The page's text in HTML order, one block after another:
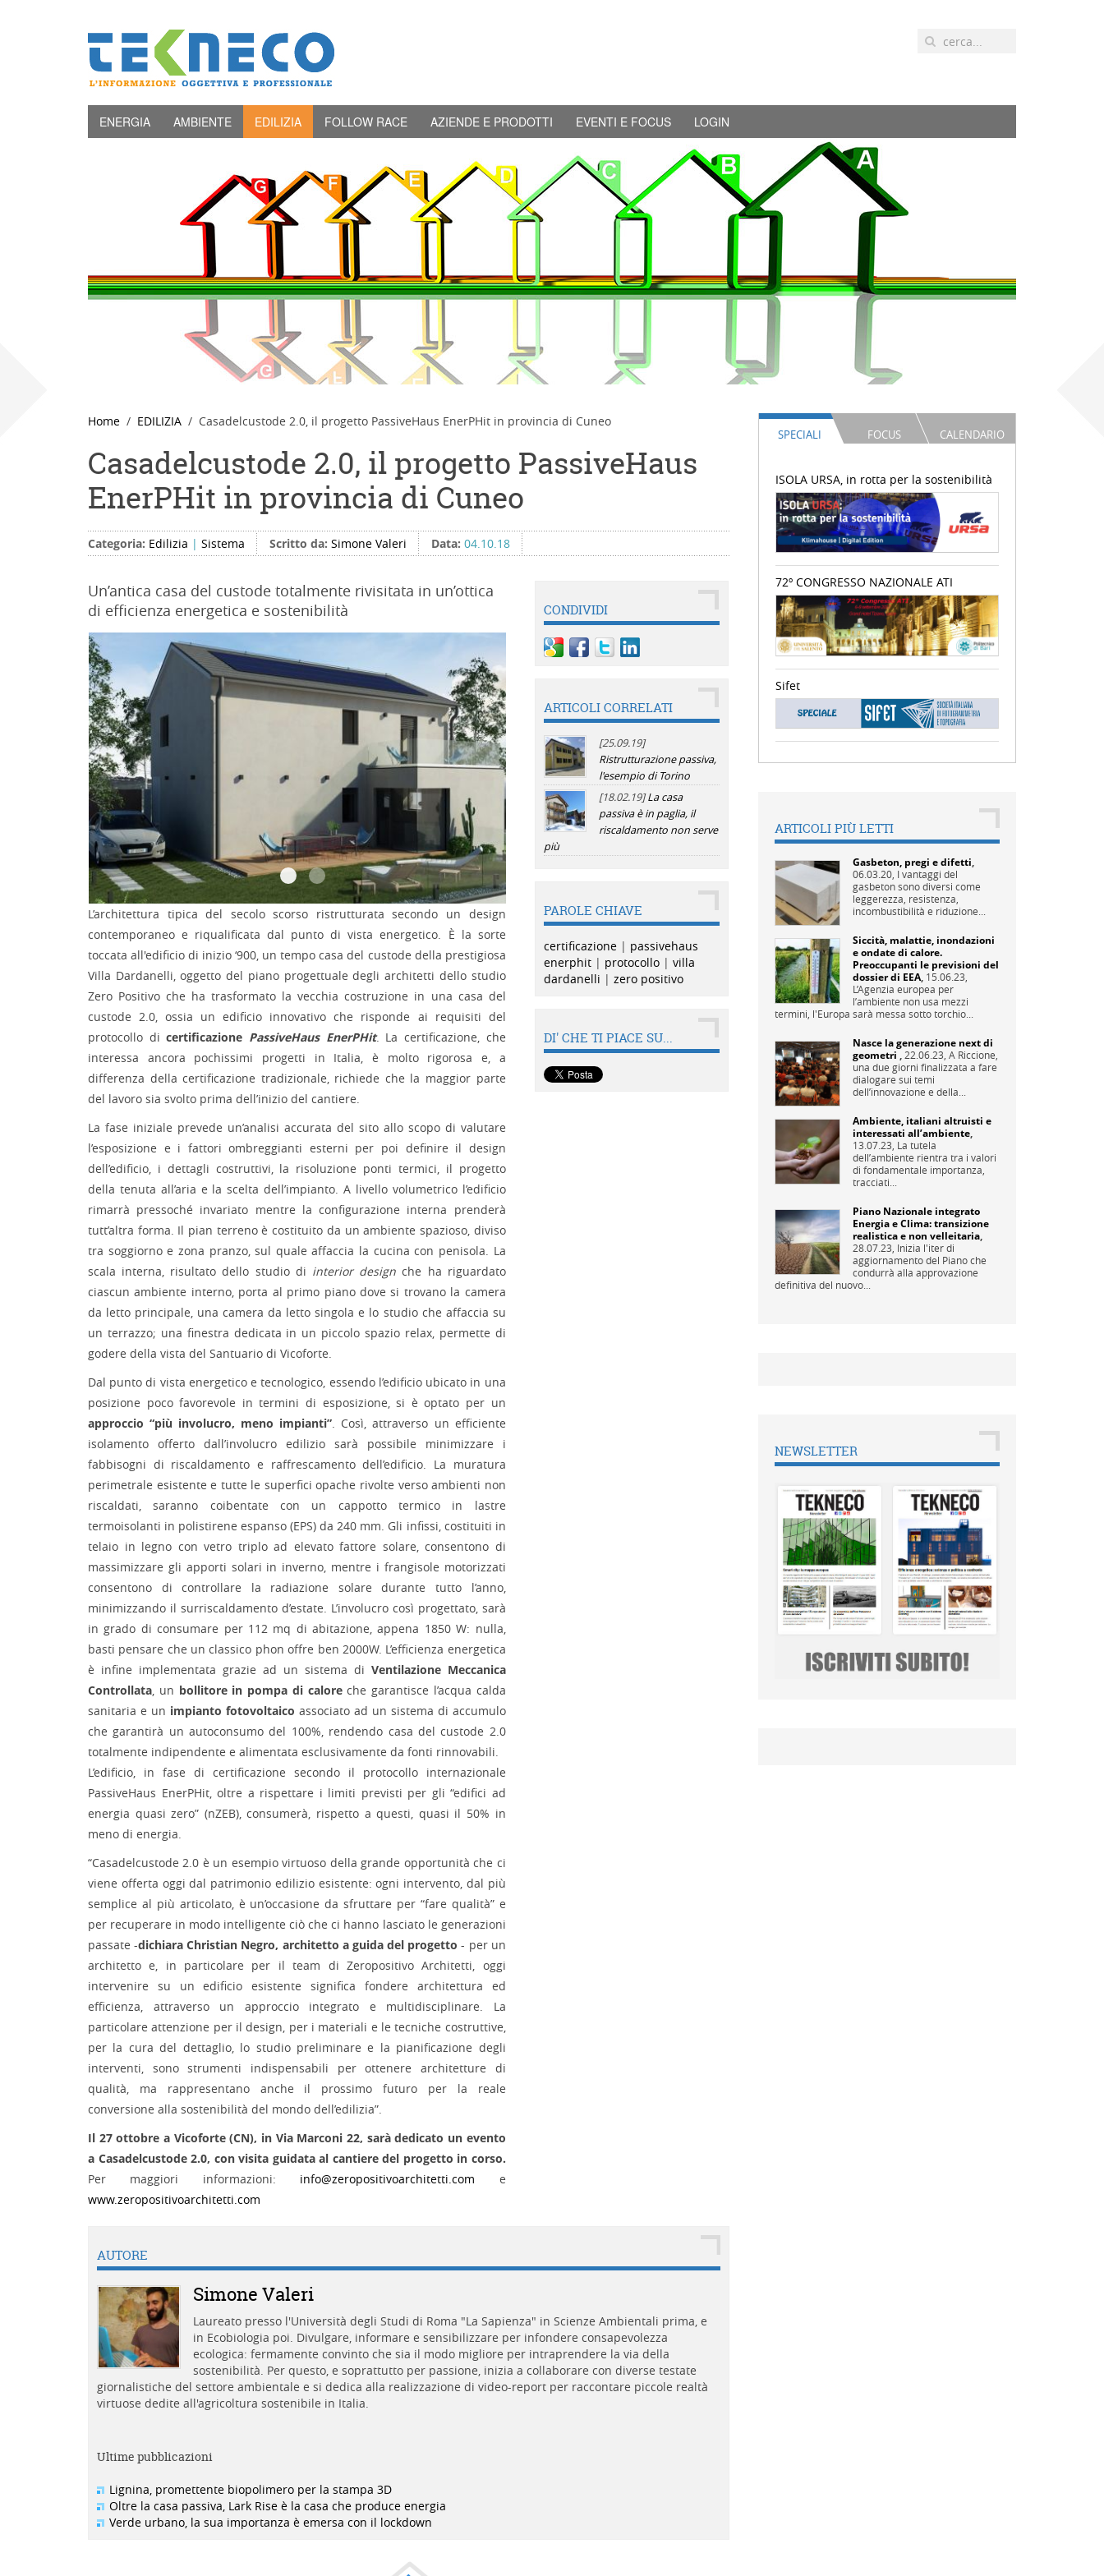
ENERGIA AMBIENTE EDILIZIA FOLLOW RACE AZIENDE E PRODOTTI EVENTI E FOCUS LOGIN
Home EDILIZIA Casadelcustode 2.0, il progetto PassiveHaus EnerPHit in provincia di Cuneo
Casadelcustode 2.0, il progetto PassiveHaus
EnerPHit in provincia di Cuneo
Categoria: Edilizia | Sistema Scritto da: Simone Valeri Data: 04.10.18
Un’antica casa del custode totalmente rivisitata in un’ottica
di efficienza energetica e sostenibilità
L’architettura tipica del secolo scorso ristrutturata secondo un design
contemporaneo e riqualificata dal punto di vista energetico. È la sorte
toccata all'edificio di inizio ‘900, un tempo casa del custode della prestigiosa
Villa Dardanelli, oggetto del piano progettuale degli architetti dello studio
Zero Positivo che ha trasformato la vecchia costruzione in una casa del
custode 2.0, ossia un edificio innovativo che risponde ai requisiti del
protocollo dicertificazione PassiveHaus EnerPHit. La certificazione, che
interessa ancora pochissimi progetti in Italia, è molto rigorosa e, a
differenza della certificazione tradizionale, richiede che la maggior parte
del lavoro sia svolto prima dell’inizio del cantiere.
La fase iniziale prevede un’analisi accurata del sito allo scopo di valutare
l’esposizione e i fattori ombreggianti esterni per poi definire il design
dell’edificio, i dettagli costruttivi, la risoluzione ponti termici, il progetto
della tenuta all’aria e la scelta dell’impianto. A livello volumetrico l’edificio
rimarrà pressoché invariato mentre la configurazione interna prenderà
tutt’altra forma. Il pian terreno è costituito da un ambiente spazioso, diviso
tra soggiorno e zona pranzo, sul quale affaccia la cucina con penisola. La
scala interna, risultato dello studio di interior design che ha riguardato
ciascun ambiente interno, porta al primo piano dove si trovano la camera
da letto principale, una camera da letto singola e lo studio che affaccia su
un terrazzo; una finestra dedicata in un piccolo spazio relax, permette di
godere della vista del Santuario di Vicoforte.
Dal punto di vista energetico e tecnologico, essendo l’edificio ubicato in una
posizione poco favorevole in termini di esposizione, si è optato per un
approccio “più involucro, meno impianti”. Così, attraverso un efficiente
isolamento offerto dall’involucro edilizio sarà possibile minimizzare i
fabbisogni di riscaldamento e raffrescamento dell’edificio. La muratura
perimetrale esistente e tutte le superfici opache rivolte verso ambienti non
riscaldati, saranno coibentate con un cappotto termico in lastre
termoisolanti in polistirene espanso (EPS) da 240 mm. Gli infissi, costituiti in
telaio in legno con vetro triplo ad elevato fattore solare, consentono di
massimizzare gli apporti solari in inverno, mentre i frangisole motorizzati
consentono di controllare la radiazione solare durante tutto l’anno,
minimizzando il surriscaldamento d’estate. L’involucro così progettato, sarà
in grado di consumare per 112 mq di abitazione, appena 1850 W: nulla,
basti pensare che un classico phon offre ben 2000W. L’efficienza energetica
è infine implementata grazie ad un sistema di Ventilazione Meccanica
Controllata, un bollitore in pompa di caloreche garantisce l’acqua calda
sanitaria e un impianto fotovoltaico associato ad un sistema di accumulo
che garantirà un autoconsumo del 100%, rendendo casa del custode 2.0
totalmente indipendente e alimentata esclusivamente da fonti rinnovabili.
L’edificio, in fase di certificazione secondo il protocollo internazionale
PassiveHaus EnerPHit, oltre a rispettare i limiti previsti per gli “edifici ad
energia quasi zero” (nZEB), consumerà, rispetto a questi, quasi il 50% in
meno di energia.
“Casadelcustode 2.0 è un esempio virtuoso della grande opportunità che ci
viene offerta oggi dal patrimonio edilizio esistente: ogni intervento, dal più
semplice al più articolato, è un’occasione da sfruttare per “fare qualità” e
per recuperare in modo intelligente ciò che ci hanno lasciato le generazioni
passate -dichiara Christian Negro, architetto a guida del progetto - per un
architetto e, in particolare per il team di Zeropositivo Architetti, oggi
intervenire su un edificio esistente significa fondere architettura ed
efficienza, attraverso un approccio integrato e multidisciplinare. La
particolare attenzione per il design, per i materiali e le tecniche costruttive,
per la cura del dettaglio, lo studio preliminare e la pianificazione degli
interventi, sono strumenti indispensabili per ottenere architetture di
qualità, ma rappresentano anche il prossimo futuro per la reale
conversione alla sostenibilità del mondo dell’edilizia”.
Il 27 ottobre a Vicoforte (CN), in Via Marconi 22, sarà dedicato un evento
a Casadelcustode 2.0, con visita guidata al cantiere del progetto in corso.
Per maggiori informazioni: info@zeropositivoarchitetti.com e
www.zeropositivoarchitetti.com
CONDIVIDI
ARTICOLI CORRELATI
[25.09.19]
Ristrutturazione passiva,
l'esempio di Torino
[18.02.19]La casa
passiva è in paglia, il
riscaldamento non serve
più
PAROLE CHIAVE
certificazione| passivehaus
enerphit| protocollo| villa
dardanelli | zero positivo
DI' CHE TI PIACE SU...
AUTORE
Simone Valeri
Laureato presso l'Università degli Studi di Roma "La Sapienza" in Scienze Ambientali prima, e
in Ecobiologia poi. Divulgare, informare e sensibilizzare per infondere consapevolezza
ecologica: fermamente convinto che sia il modo migliore per intraprendere la via della
sostenibilità. Per questo, e soprattutto per passione, inizia a collaborare con diverse testate
giornalistiche del settore ambientale e si dedica alla realizzazione di video-report per raccontare piccole realtà
virtuose dedite all'agricoltura sostenibile in Italia.
Ultime pubblicazioni
Lignina, promettente biopolimero per la stampa 3D
Oltre la casa passiva, Lark Rise è la casa che produce energia
Verde urbano, la sua importanza è emersa con il lockdown
SPECIALI FOCUS CALENDARIO
ISOLA URSA, in rotta per la sostenibilità
72º CONGRESSO NAZIONALE ATI
Sifet
ARTICOLI PIÙ LETTI
Gasbeton, pregi e difetti,
06.03.20, I vantaggi del
gasbeton sono diversi come
leggerezza, resistenza,
incombustibilità e riduzione...
Siccità, malattie, inondazioni
e ondate di calore.
Preoccupanti le previsioni del
dossier di EEA, 15.06.23,
L’Agenzia europea per
l’ambiente non usa mezzi
termini, l'Europa sarà messa sotto torchio...
Nasce la generazione next di
geometri , 22.06.23, A Riccione,
una due giorni finalizzata a fare
dialogare sui temi
dell’innovazione e della...
Ambiente, italiani altruisti e
interessati all’ambiente,
13.07.23, La tutela
dell’ambiente rientra tra i valori
di fondamentale importanza,
tracciati...
Piano Nazionale integrato
Energia e Clima: transizione
realistica e non velleitaria,
28.07.23, Inizia l'iter di
aggiornamento del Piano che
condurrà alla approvazione
definitiva del nuovo...
NEWSLETTER